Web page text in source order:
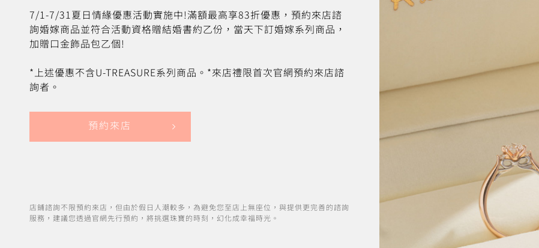
7/1-7/31夏日情緣優惠活動實施中!滿額最高享83折優惠，預約來店諮
詢婚嫁商品並符合活動資格贈結婚書約乙份，當天下訂婚嫁系列商品，
加贈口金飾品包乙個!
*上述優惠不含U-TREASURE系列商品。*來店禮限首次官網預約來店諮
詢者。
預約來店
店鋪諮詢不限預約來店，但由於假日人潮較多，為避免您至店上無座位，與提供更完善的諮詢
服務，建議您透過官網先行預約，將挑選珠寶的時刻，幻化成幸福時光。